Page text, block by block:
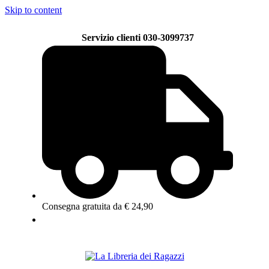
Skip to content
Servizio clienti 030-3099737
Consegna gratuita da € 24,90